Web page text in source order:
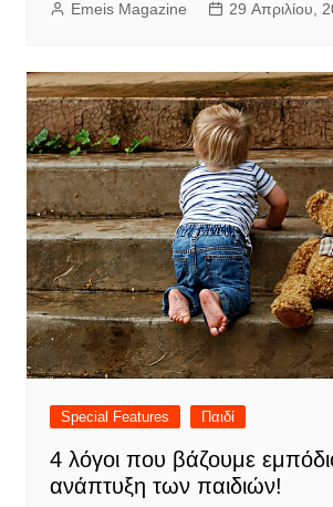
Emeis Magazine 29 Απριλίου,
Special Features Παιδί
4 λόγοι που βάζουμε
ανάπτυξη των παιδιών!